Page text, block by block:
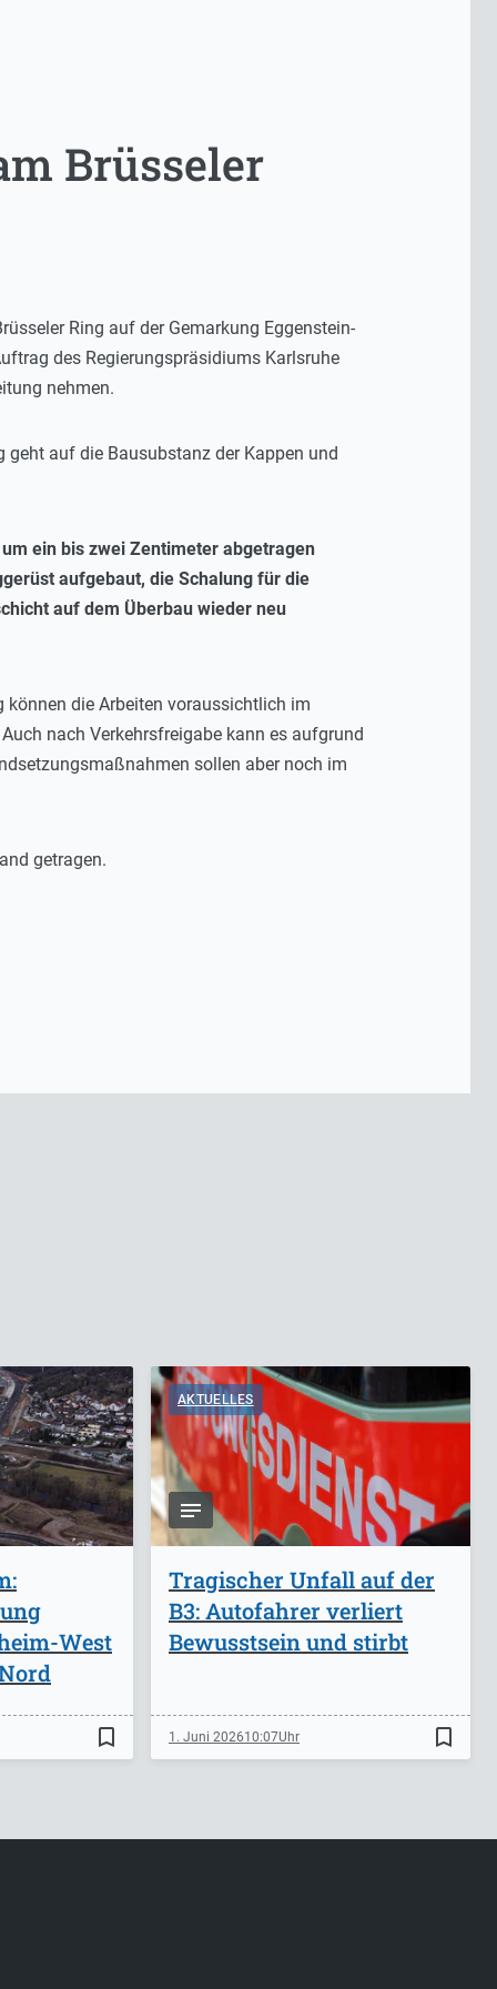
Brüsseler
Ring auf der Gemarkung Eggenstein-
des Regierungspräsidiums Karlsruhe
nehmen.
geht auf die Bausubstanz der Kappen und
ein bis zwei Zentimeter abgetragen
aufgebaut, die Schalung für die
auf dem Überbau wieder neu
die Arbeiten voraussichtlich im
nach Verkehrsfreigabe kann es aufgrund
sollen aber noch im
getragen.
West
bookmark_border
AKTUELLES
Tragischer Unfall auf der
B3: Autofahrer verliert
Bewusstsein und stirbt
1. Juni 202610:07 bookmark_border